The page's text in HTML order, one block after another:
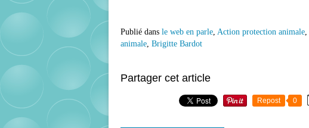
Publié dans le web en parle, Action protection animale,
animale, Brigitte Bardot
Partager cet article
Repost 0